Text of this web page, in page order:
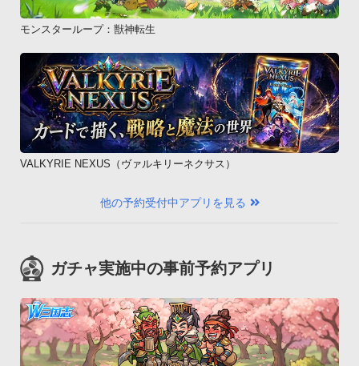
モンスターループ：獣神転生
VALKYRIE NEXUS（ヴァルキリーネクサス）
他の予約受付中アプリを見る
ガチャ実施中の事前予約アプリ